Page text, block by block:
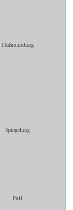
Flußmündung
Spiegelung
Pati